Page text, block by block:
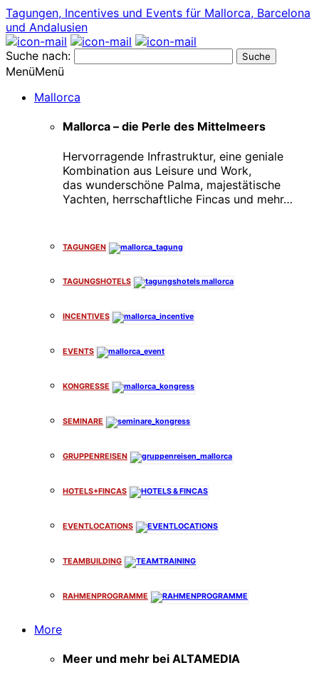
Tagungen, Incentives und Events für Mallorca, Barcelona
und Andalusien
Suche nach:
MenüMenü
Mallorca
Mallorca – die Perle des Mittelmeers
Hervorragende Infrastruktur, eine geniale
Kombination aus Leisure und Work,
das wunderschöne Palma, majestätische
Yachten, herrschaftliche Fincas und mehr…
TAGUNGEN
TAGUNGSHOTELS
INCENTIVES
EVENTS
KONGRESSE
SEMINARE
GRUPPENREISEN
HOTELS+FINCAS
EVENTLOCATIONS
TEAMBUILDING
RAHMENPROGRAMME
More
Meer und mehr bei ALTAMEDIA